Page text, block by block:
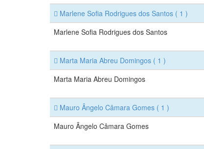
Marlene Sofia Rodrigues dos Santos ( 1 )
Marlene Sofia Rodrigues dos Santos
Marta Maria Abreu Domingos ( 1 )
Marta Maria Abreu Domingos
Mauro Ângelo Câmara Gomes ( 1 )
Mauro Ângelo Câmara Gomes